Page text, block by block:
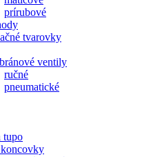
prírubové
tvarovky
ventily
ručné
pneumatické
tupo